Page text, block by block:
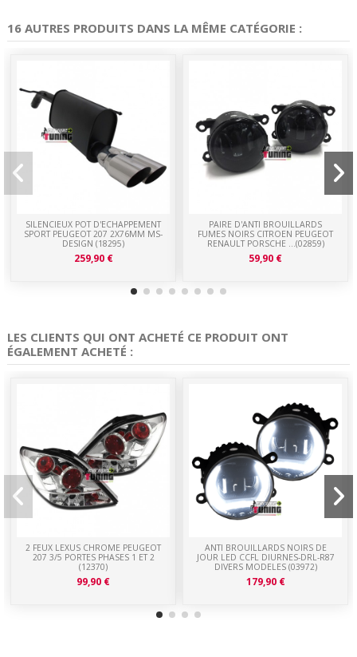
16 AUTRES PRODUITS DANS LA MÊME CATÉGORIE :
SILENCIEUX POT D'ECHAPPEMENT
SPORT PEUGEOT 207 2X76MM MS-
DESIGN (18295)
259,90 €
PAIRE D'ANTI BROUILLARDS
FUMES NOIRS CITROEN PEUGEOT
RENAULT PORSCHE ...(02859)
59,90 €
LES CLIENTS QUI ONT ACHETÉ CE PRODUIT ONT
ÉGALEMENT ACHETÉ :
2 FEUX LEXUS CHROME PEUGEOT
207 3/5 PORTES PHASES 1 ET 2
(12370)
99,90 €
ANTI BROUILLARDS NOIRS DE
JOUR LED CCFL DIURNES-DRL-R87
DIVERS MODELES (03972)
179,90 €